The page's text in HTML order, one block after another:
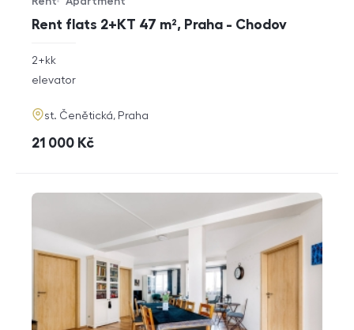
Rent flats 2+KT 47 m², Praha - Chodov
Offer type
Property type
rozměry
disposition
2+kk
funkce
elevator
adresa
st. Čenětická, Praha
cena
21 000 Kč